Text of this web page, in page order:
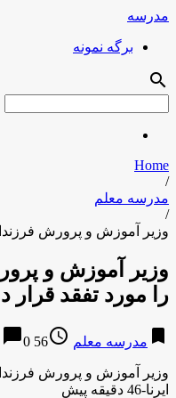
مدرسه
برگه نمونه
search
Home
/
مدرسه معلم
/
وزیر آموزش و پرورش
وزیر آموزش و
را مورد تفقد قرار
bookmark مدرسه معلم access_time
56 years ago
chat_bubble0
وزیر آموزش و پرورش
ایرنا-46 دقیقه پیش